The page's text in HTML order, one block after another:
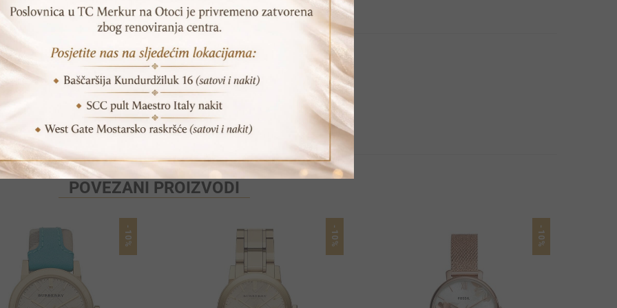
MK5999
Print Pošalji prijatelju
POVEZANI PROIZVODI
-10% -10% -10%